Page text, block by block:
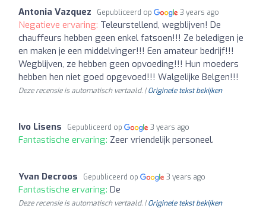
Antonia Vazquez Gepubliceerd op 3 years ago
Negatieve ervaring: Teleurstellend, wegblijven! De
chauffeurs hebben geen enkel fatsoen!!! Ze beledigen je
en maken je een middelvinger!!! Een amateur bedrijf!!!
Wegblijven, ze hebben geen opvoeding!!! Hun moeders
hebben hen niet goed opgevoed!!! Walgelijke Belgen!!!
Deze recensie is automatisch vertaald. |Originele tekst bekijken
Ivo Lisens Gepubliceerd op 3 years ago
Fantastische ervaring: Zeer vriendelijk personeel.
Yvan Decroos Gepubliceerd op 3 years ago
Fantastische ervaring: De
Deze recensie is automatisch vertaald. |Originele tekst bekijken